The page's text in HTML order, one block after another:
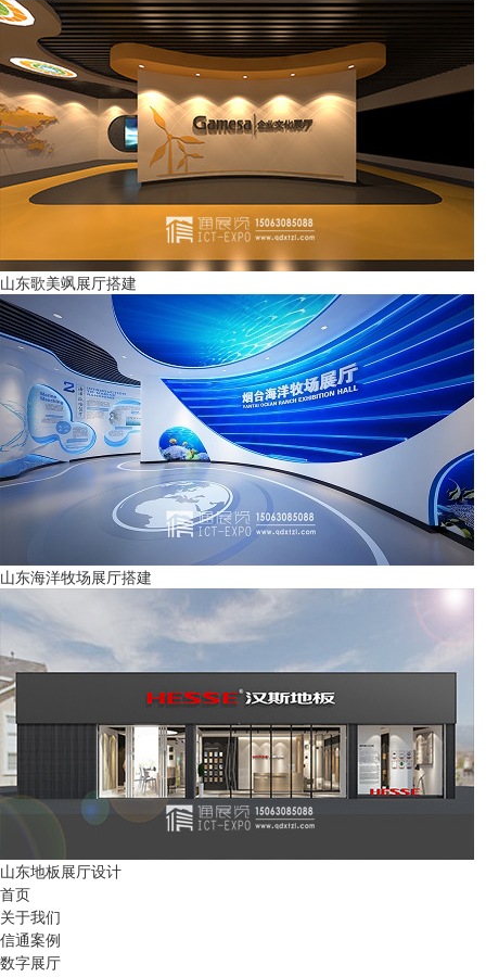
山东歌美飒展厅搭建
山东海洋牧场展厅搭建
山东地板展厅设计
首页
关于我们
信通案例
数字展厅